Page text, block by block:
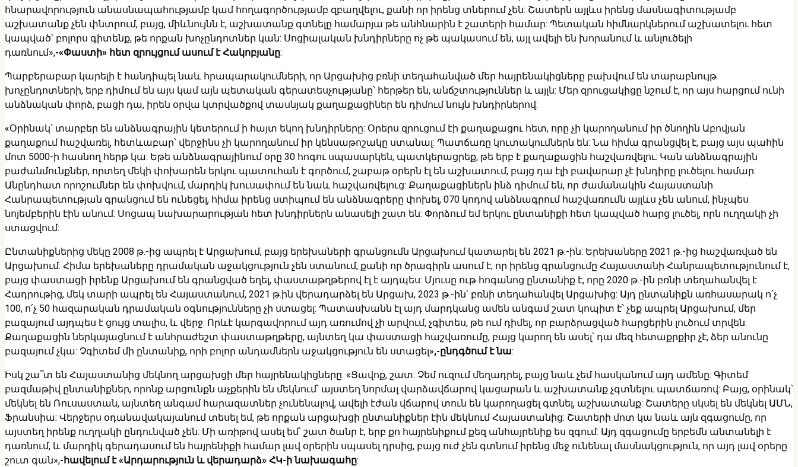
հնարավորություն անասնապահությամբ կամ հողագործությամբ զբաղվելու, քանի որ իրենց տներում չեն: Շատերն այլևս իրենց մասնագիտությամբ
աշխատանք չեն փնտրում, բայց, միևնույնն է, աշխատանք գտնելը համարյա թե անհնարին է շատերի համար: Պետական հիմնարկներում աշխատելու հետ
կապված՝ բոլորս գիտենք, թե որքան խոչընդոտներ կան: Սոցիալական խնդիրները ոչ թե պակասում են, այլ ավելի են խորանում և անլուծելի
դառնում»,-«Փաստի» հետ զրույցում ասում է Հակոբյանը:
Պարբերաբար կարելի է հանդիպել նաև հրապարակումների, որ Արցախից բռնի տեղահանված մեր հայրենակիցները բախվում են տարաբնույթ
խոչընդոտների, երբ դիմում են այս կամ այն պետական գերատեսչությանը՝ հերթեր են, անճշտություններ և այլն: Մեր զրուցակիցը նշում է, որ այս հարցում ունի
անձնական փորձ, բացի դա, իրեն օրվա կտրվածքով տասնյակ քաղաքացիներ են դիմում նույն խնդիրներով:
«Օրինակ՝ տարբեր են անձնագրային կետերում ի հայտ եկող խնդիրները: Օրերս զրուցում էի քաղաքացու հետ, որը չի կարողանում իր ծնողին Աբովյան
քաղաքում հաշվառել, հետևաբար՝ վերջինս չի կարողանում իր կենսաթոշակը ստանալ: Պատճառը կուտակումներն են: Նա հիմա գրանցվել է, բայց այս պահին
մոտ 5000-ի հասնող հերթ կա: Եթե անձնագրայինում օրը 30 հոգու սպասարկեն, պատկերացրեք, թե երբ է քաղաքացին հաշվառվելու: Կան անձնագրային
բաժանմունքներ, որտեղ մեկի փոխարեն երկու պատուհան է գործում, շաբաթ օրերն էլ են աշխատում, բայց դա էլի բավարար չէ խնդիրը լուծելու համար:
Անընդհատ որոշումներ են փոխվում, մարդիկ խուսափում են նաև հաշվառվելուց: Քաղաքացիներն ինձ դիմում են, որ ժամանակին Հայաստանի
Հանրապետության գրանցում են ունեցել, հիմա իրենց ստիպում են անձնագրերը փոխել, 070 կոդով անձնագրում հաշվառումն այլևս չեն անում, ինչպես
նոյեմբերին էին անում: Սոցապ նախարարության հետ խնդիրներն անասելի շատ են: Փորձում եմ երկու ընտանիքի հետ կապված հարց լուծել, որն ուղղակի չի
ստացվում:
Ընտանիքներից մեկը 2008 թ.-ից ապրել է Արցախում, բայց երեխաների գրանցումն Արցախում կատարել են 2021 թ.-ին: Երեխաները 2021 թ.-ից հաշվառված են
Արցախում: Հիմա երեխաները դրամական աջակցություն չեն ստանում, քանի որ ծրագիրն ասում է, որ իրենց գրանցումը Հայաստանի Հանրապետությունում է,
բայց փաստացի իրենք Արցախում են գրանցված եղել, փաստաթղթերով էլ է այդպես: Մյուսը ութ հոգանոց ընտանիք է, որը 2020 թ.-ին բռնի տեղահանվել է
Հադրութից, մեկ տարի ապրել են Հայաստանում, 2021 թ.ին վերադարձել են Արցախ, 2023 թ.-ին՝ բռնի տեղահանվել Արցախից: Այդ ընտանիքն առհասարակ ո՛չ
100, ո՛չ 50 հազարական դրամական օգնությունները չի ստացել: Պատասխանն էլ այդ մարդկանց ամեն անգամ շատ կոպիտ է՝ չեք ապրել Արցախում, մեր
բազայում այդպես է ցույց տալիս, և վերջ: Որևէ կարգավորում այդ առումով չի արվում, չգիտես, թե ում դիմել, որ բարձրացված հարցերին լուծում տրվեն:
Քաղաքացին ներկայացնում է անհրաժեշտ փաստաթղթերը, այնտեղ կա փաստացի հաշվառումը, բայց կարող են ասել՝ դա մեզ հետաքրքիր չէ, ձեր անունը
բազայում չկա: Չգիտեմ մի ընտանիք, որի բոլոր անդամներն աջակցություն են ստացել»,-ընդգծում է նա:
Իսկ շա՞տ են Հայաստանից մեկնող արցախցի մեր հայրենակիցները: «Ցավոք, շատ: Չեմ ուզում մեղադրել, բայց նաև չեմ հասկանում այդ ամենը: Գիտեմ
բազմաթիվ ընտանիքներ, որոնք արցունքն աչքերին են մեկնում՝ այստեղ նորմալ վարձավճարով կացարան և աշխատանք չգտնելու պատճառով: Բայց, օրինակ՝
մեկնել են Ռուսաստան, այնտեղ անգամ հարազատներ չունենալով, ավելի էժան վճարով տուն են կարողացել գտնել, աշխատանք: Շատերը սկսել են մեկնել ԱՄՆ,
Ֆրանսիա: Վերջերս օդանավակայանում տեսել եմ, թե որքան արցախցի ընտանիքներ էին մեկնում Հայաստանից: Շատերի մոտ կա նաև այն զգացումը, որ
այստեղ իրենք ուղղակի ընդունված չեն: Մի առիթով ասել եմ՝ շատ ծանր է, երբ քո հայրենիքում քեզ անհայրենիք ես զգում: Այդ զգացումը երբեմն անտանելի է
դառնում, և մարդիկ գերադասում են հայրենիքի համար լավ օրերին սպասել դրսից, բայց ուժ չեն գտնում իրենց մեջ ունենալ մասնակցություն, որ այդ լավ օրերը
շուտ գան»,-հավելում է «Արդարություն և վերադարձ» ՀԿ-ի նախագահը: